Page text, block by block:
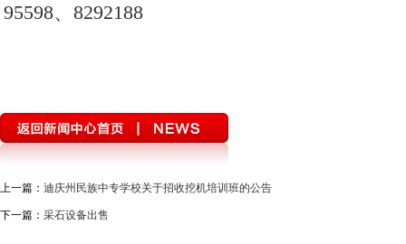
95598、8292188
上一篇： 迪庆州民族中专学校关于招收挖机培训班的公告
下一篇： 采石设备出售